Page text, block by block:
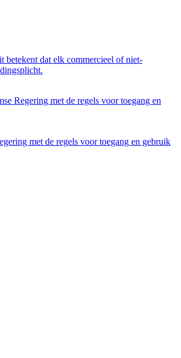
betekent dat elk commercieel of niet-
Regering met de regels voor toegang en
met de regels voor toegang en gebruik